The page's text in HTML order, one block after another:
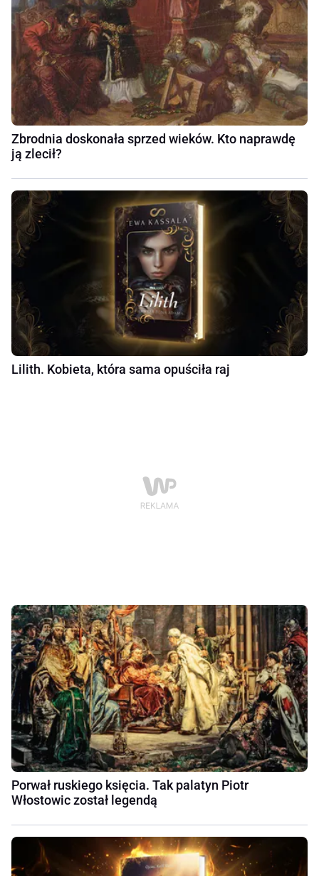
Zbrodnia doskonała sprzed wieków. Kto naprawdę
ją zlecił?
Lilith. Kobieta, która sama opuściła raj
Porwał ruskiego księcia. Tak palatyn Piotr
Włostowic został legendą